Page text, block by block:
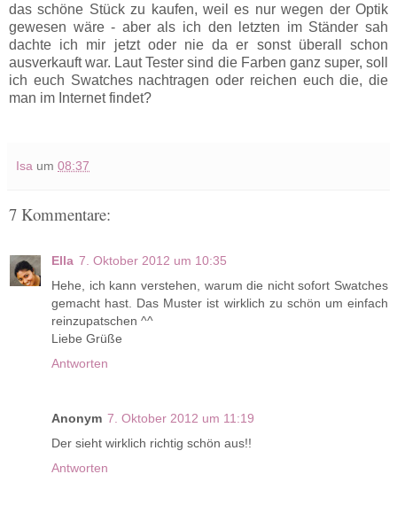
das schöne Stück zu kaufen, weil es nur wegen der Optik
gewesen wäre - aber als ich den letzten im Ständer sah
dachte ich mir jetzt oder nie da er sonst überall schon
ausverkauft war. Laut Tester sind die Farben ganz super, soll
ich euch Swatches nachtragen oder reichen euch die, die
man im Internet findet?
Isa um 08:37
7 Kommentare:
Ella 7. Oktober 2012 um 10:35
Hehe, ich kann verstehen, warum die nicht sofort Swatches
gemacht hast. Das Muster ist wirklich zu schön um einfach
reinzupatschen ^^
Liebe Grüße
Antworten
Anonym 7. Oktober 2012 um 11:19
Der sieht wirklich richtig schön aus!!
Antworten